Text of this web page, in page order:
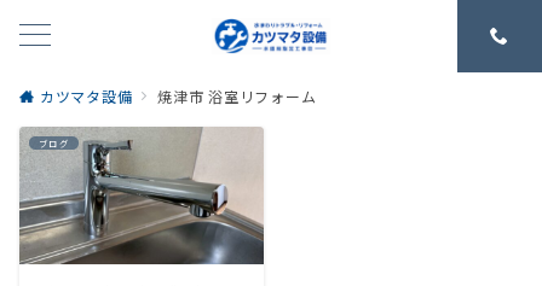
カツマタ設備 焼津市 浴室リフォーム
ブログ